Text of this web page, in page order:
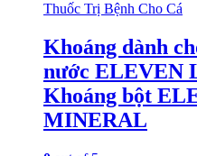
Thuốc Trị Bệnh Cho Cá
Khoáng dành
nước ELEVEN
Khoáng bột
MINERAL